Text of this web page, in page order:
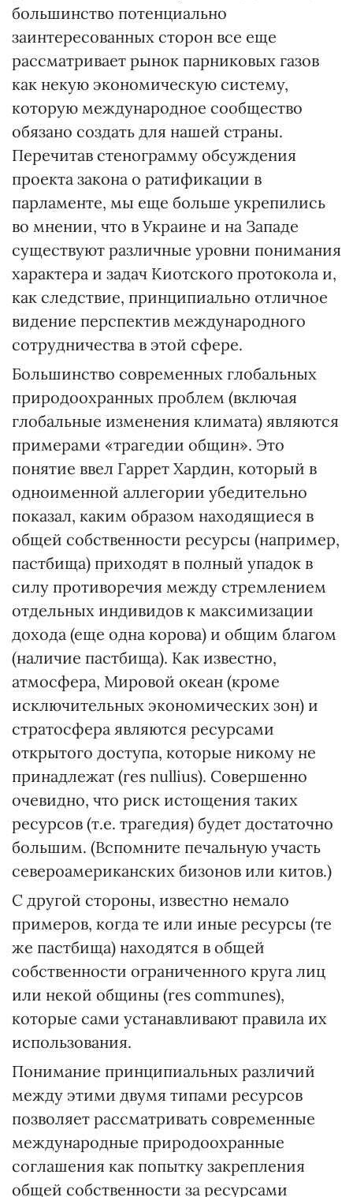
большинство потенциально
заинтересованных сторон все еще
рассматривает рынок парниковых газов
как некую экономическую систему,
которую международное сообщество
обязано создать для нашей страны.
Перечитав стенограмму обсуждения
проекта закона о ратификации в
парламенте, мы еще больше укрепились
во мнении, что в Украине и на Западе
существуют различные уровни понимания
характера и задач Киотского протокола и,
как следствие, принципиально отличное
видение перспектив международного
сотрудничества в этой сфере.
Большинство современных глобальных
природоохранных проблем (включая
глобальные изменения климата) являются
примерами «трагедии общин». Это
понятие ввел Гаррет Хардин, который в
одноименной аллегории убедительно
показал, каким образом находящиеся в
общей собственности ресурсы (например,
пастбища) приходят в полный упадок в
силу противоречия между стремлением
отдельных индивидов к максимизации
дохода (еще одна корова) и общим благом
(наличие пастбища). Как известно,
атмосфера, Мировой океан (кроме
исключительных экономических зон) и
стратосфера являются ресурсами
открытого доступа, которые никому не
принадлежат (res nullius). Совершенно
очевидно, что риск истощения таких
ресурсов (т.е. трагедия) будет достаточно
большим. (Вспомните печальную участь
североамериканских бизонов или китов.)
С другой стороны, известно немало
примеров, когда те или иные ресурсы (те
же пастбища) находятся в общей
собственности ограниченного круга лиц
или некой общины (res communes),
которые сами устанавливают правила их
использования.
Понимание принципиальных различий
между этими двумя типами ресурсов
позволяет рассматривать современные
международные природоохранные
соглашения как попытку закрепления
общей собственности за ресурсами